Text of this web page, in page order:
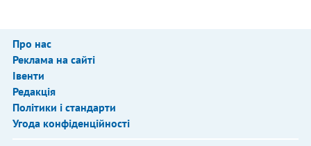
Про нас
Реклама на сайті
Івенти
Редакція
Політики і стандарти
Угода конфіденційності